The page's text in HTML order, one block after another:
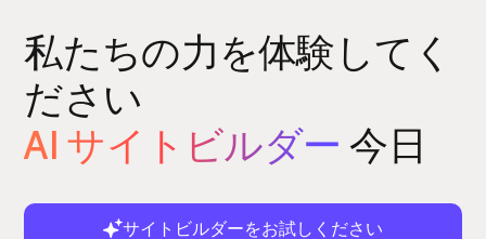
私たちの力を体験してく
ださい
AI サイトビルダー 今日
サイトビルダーをお試しください